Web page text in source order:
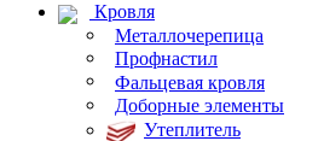
Кровля
Металлочерепица
Профнастил
Фальцевая кровля
Доборные элементы
Утеплитель